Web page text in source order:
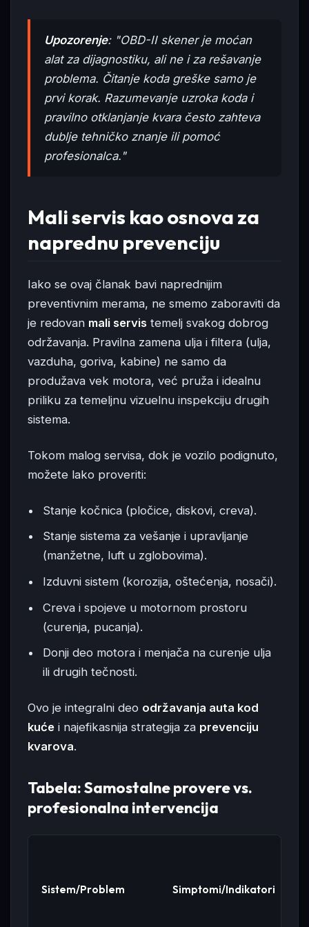
Upozorenje: "OBD-II skener je moćan
alat za dijagnostiku, ali ne i za rešavanje
problema. Čitanje koda greške samo je
prvi korak. Razumevanje uzroka koda i
pravilno otklanjanje kvara često zahteva
dublje tehničko znanje ili pomoć
profesionalca."
Mali servis kao osnova za
naprednu prevenciju
Iako se ovaj članak bavi naprednijim
preventivnim merama, ne smemo zaboraviti da
je redovan mali servis temelj svakog dobrog
održavanja. Pravilna zamena ulja i filtera (ulja,
vazduha, goriva, kabine) ne samo da
produžava vek motora, već pruža i idealnu
priliku za temeljnu vizuelnu inspekciju drugih
sistema.
Tokom malog servisa, dok je vozilo podignuto,
možete lako proveriti:
Stanje kočnica (pločice, diskovi, creva).
Stanje sistema za vešanje i upravljanje
(manžetne, luft u zglobovima).
Izduvni sistem (korozija, oštećenja, nosači).
Creva i spojeve u motornom prostoru
(curenja, pucanja).
Donji deo motora i menjača na curenje ulja
ili drugih tečnosti.
Ovo je integralni deo održavanja auta kod
kuće i najefikasnija strategija za prevenciju
kvarova.
Tabela: Samostalne provere vs.
profesionalna intervencija
Sistem/Problem Simptomi/Indikatori